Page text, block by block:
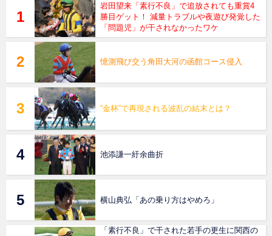
岩田望来「素行不良」で追放されても重賞4
勝目ゲット！ 減量トラブルや夜遊び発覚した
「問題児」が干されなかったワケ
憶測飛び交う角田大河の函館コース侵入
“金杯”で再現される波乱の結末とは？
池添謙一紆余曲折
横山典弘「あの乗り方はやめろ」
「素行不良」で干された若手の更生に関西の